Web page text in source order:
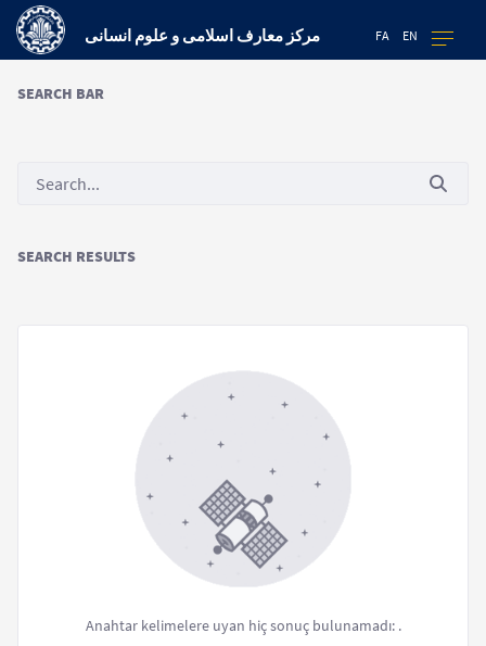
FA EN مرکز معارف اسلامی و علوم انسانی
SEARCH BAR
SEARCH RESULTS
Anahtar kelimelere uyan hiç sonuç bulunamadı: .